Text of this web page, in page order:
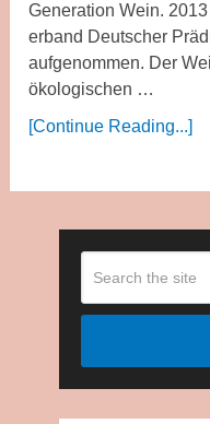
Generation Wein.
erband Deutscher
aufgenommen. Der
ökologischen …
[Continue Reading...]